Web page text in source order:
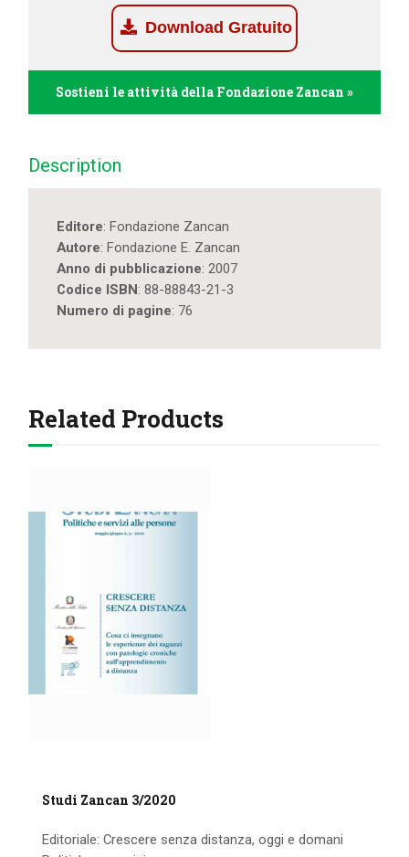
Download Gratuito
Sostieni le attività della Fondazione Zancan »
Description
Editore: Fondazione Zancan
Autore: Fondazione E. Zancan
Anno di pubblicazione: 2007
Codice ISBN: 88-88843-21-3
Numero di pagine: 76
Related Products
Studi Zancan 3/2020
Editoriale: Crescere senza distanza, oggi e domani